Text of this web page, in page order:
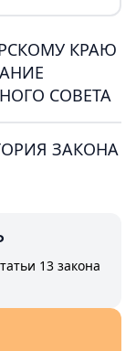
КРАЮ
СОВЕТА
ЗАКОНА
13 закона